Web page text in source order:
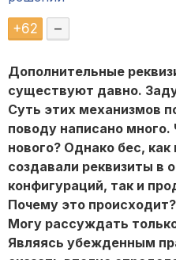
+62 –
Дополнительные
существуют давно.
Суть этих механизмов
поводу написано
нового? Однако бес,
создавали реквизиты в
конфигураций, так и
Почему это
Могу рассуждать
Являясь убежденным